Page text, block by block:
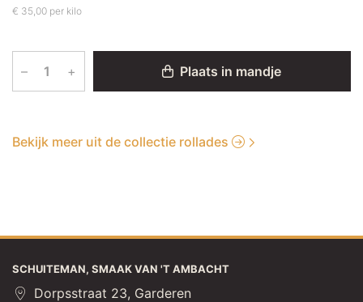
€ 35,00 per kilo
– + Plaats in mandje
Bekijk meer uit de collectie rollades
SCHUITEMAN, SMAAK VAN 'T AMBACHT
Dorpsstraat 23, Garderen